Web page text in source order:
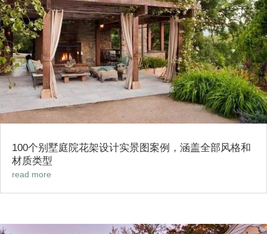
100个别墅庭院花架设计实景图案例，涵盖全部风格和
材质类型
read more